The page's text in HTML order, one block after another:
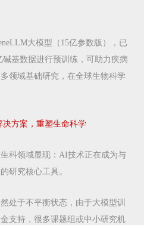
大模型（15亿参数版），已
碱基数据进行预训练，可助力疾病
领域基础研究，在全球生物科学
方案，重塑生命科学
科领域显现：AI技术正在成为与
研究核心工具。
处于不平衡状态，由于大模型训
支持，很多课题组或中小研究机